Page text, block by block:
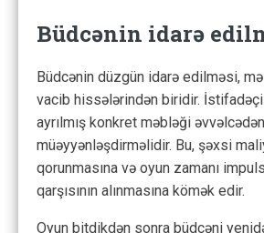
Büdcənin idarə
Büdcənin düzgün idarə edilməsi,
vacib hissələrindən biridir.
ayrılmış konkret məbləği əvvəlcədən
müəyyənləşdirməlidir. Bu, şəxsi
qorunmasına və oyun zamanı
qarşısının alınmasına kömək edir.
Oyun bitdikdən sonra büdcəni